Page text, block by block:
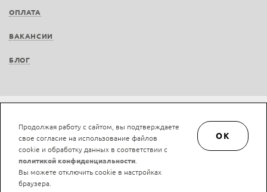
ОПЛАТА
ВАКАНСИИ
БЛОГ
Не является публичной офертой © LAN-art.ru, 2013—2026. Все права защищены.
Политика конфиденциальности.
Положение об обработке и защите персональных
данных.
Продолжая работу с сайтом, вы подтверждаете
свое согласие на использование файлов
cookie и обработку данных в соответствии с
политикой конфиденциальности
Вы можете отключить cookie в настройках
браузера.
OK